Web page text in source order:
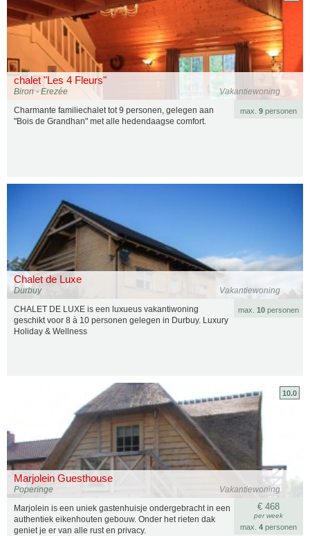
chalet "Les 4 Fleurs"
Vakantiewoning
Biron - Erezée
max. 9 personen
Charmante familiechalet tot 9 personen, gelegen aan
"Bois de Grandhan" met alle hedendaagse comfort.
Chalet de Luxe
Vakantiewoning
Durbuy
max. 10 personen
CHALET DE LUXE is een luxueus vakantiwoning
geschikt voor 8 à 10 personen gelegen in Durbuy. Luxury
Holiday & Wellness
Marjolein Guesthouse
Vakantiewoning
Poperinge
10.0
€ 468
per week
max. 4 personen
Marjolein is een uniek gastenhuisje ondergebracht in een
authentiek eikenhouten gebouw. Onder het rieten dak
geniet je er van alle rust en privacy.